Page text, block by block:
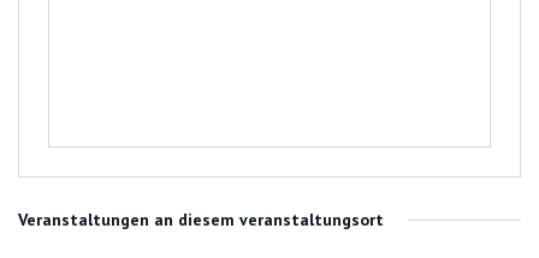
Veranstaltungen an diesem veranstaltungsort